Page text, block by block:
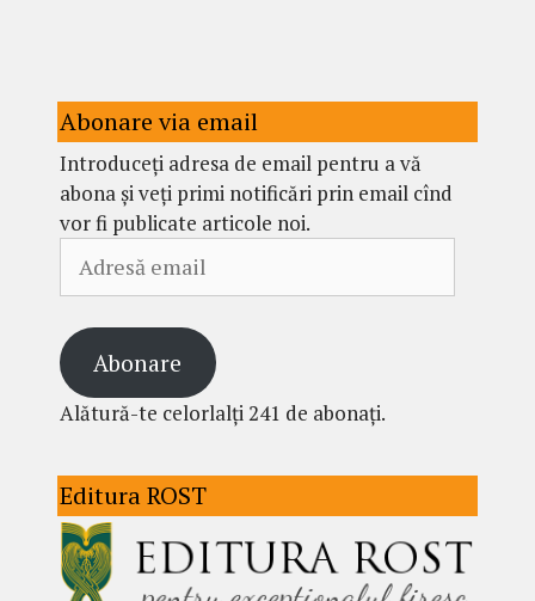
Abonare via email
Introduceți adresa de email pentru a vă
abona și veți primi notificări prin email cînd
vor fi publicate articole noi.
email
Abonare
Alătură-te celorlalți 241 de abonați.
Editura ROST